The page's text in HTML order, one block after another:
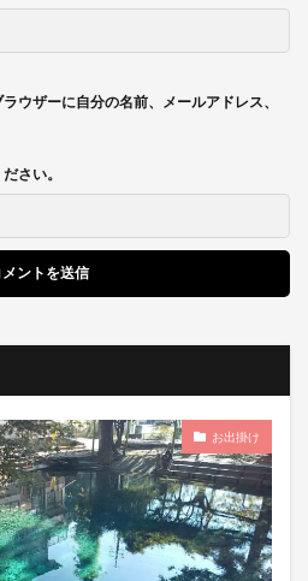
ウザーに自分の名前、メールアドレス、
さい。
お出掛け